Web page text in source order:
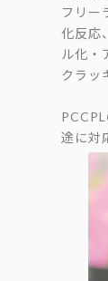
フリー
化反応
ル化・
クラッ
途に対